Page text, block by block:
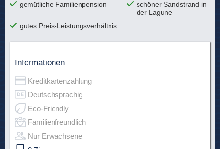
Informationen
Kreditkartenzahlung
Deutschsprachig
Eco-Friendly
Familienfreundlich
Nur Erwachsene
gemütliche Familienpension
schöner Sandstrand in
der Lagune
gutes Preis-Leistungsverhältnis